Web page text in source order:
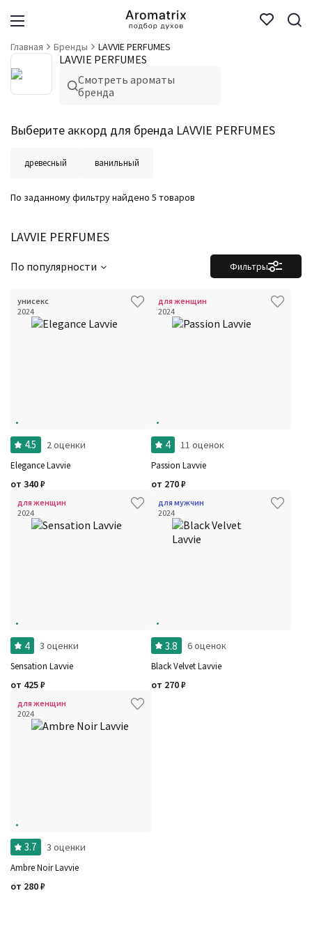
Главная Бренды LAVVIE PERFUMES
LAVVIE PERFUMES
Смотреть ароматы
бренда
Выберите аккорд для бренда LAVVIE PERFUMES
древесный ванильный
LAVVIE PERFUMES
По заданному фильтру найдено 5 товаров
Фильтры
По популярности
Ноты
унисекс
2024
4.5 2 оценки
Elegance Lavvie
от 340₽
для женщин
2024
4 11 оценок
Passion Lavvie
от 270₽
для женщин
2024
4 3 оценки
Sensation Lavvie
от 425₽
для мужчин
2024
3.8 6 оценок
Black Velvet Lavvie
от 270₽
для женщин
2024
3.7 3 оценки
Ambre Noir Lavvie
от 280₽